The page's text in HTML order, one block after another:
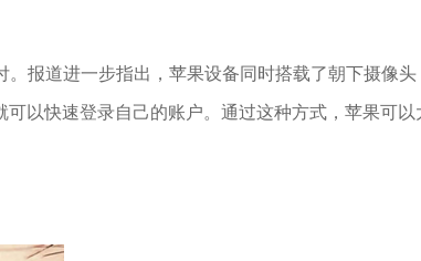
报道进一步指出，苹果设备同时搭载了朝下摄像
以快速登录自己的账户。通过这种方式，苹果可